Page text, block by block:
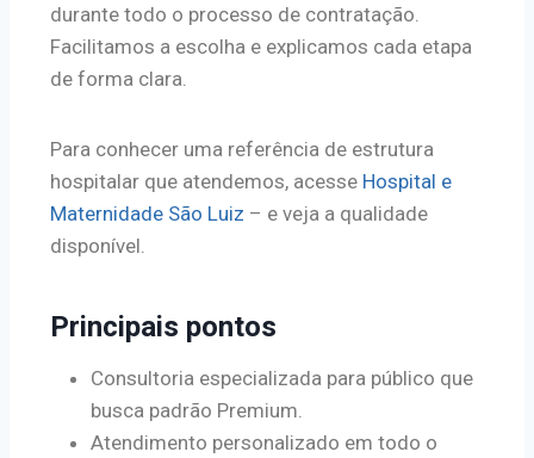
durante todo o processo de contratação.
Facilitamos a escolha e explicamos cada etapa
de forma clara.
Para conhecer uma referência de estrutura
hospitalar que atendemos, acesse Hospital e
Maternidade São Luiz – e veja a qualidade
disponível.
Principais pontos
Consultoria especializada para público que
busca padrão Premium.
Atendimento personalizado em todo o